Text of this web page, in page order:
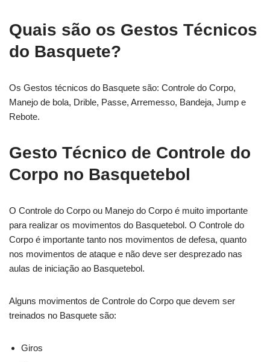
Quais são os Gestos Técnicos
do Basquete?
Os Gestos técnicos do Basquete são: Controle do Corpo,
Manejo de bola, Drible, Passe, Arremesso, Bandeja, Jump e
Rebote.
Gesto Técnico de Controle do
Corpo no Basquetebol
O Controle do Corpo ou Manejo do Corpo é muito importante
para realizar os movimentos do Basquetebol. O Controle do
Corpo é importante tanto nos movimentos de defesa, quanto
nos movimentos de ataque e não deve ser desprezado nas
aulas de iniciação ao Basquetebol.
Alguns movimentos de Controle do Corpo que devem ser
treinados no Basquete são:
Giros